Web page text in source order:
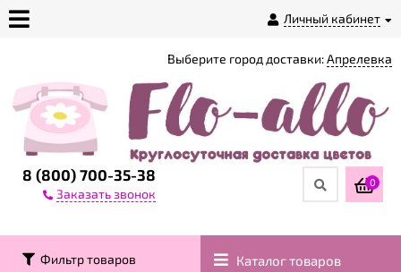
Личный кабинет
магазине
Доставка
Контакты
8 (800) 700-35-38
Заказать звонок
Выберите город доставки:Апрелевка
0
Фильтр товаров Каталог товаров